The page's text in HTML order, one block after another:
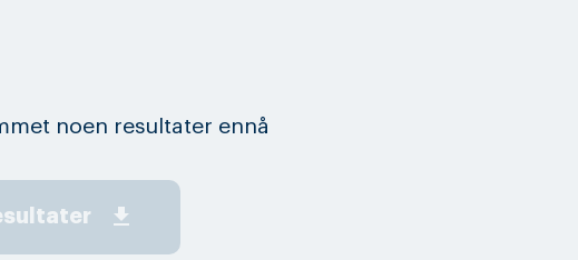
noen resultater ennå
get_app